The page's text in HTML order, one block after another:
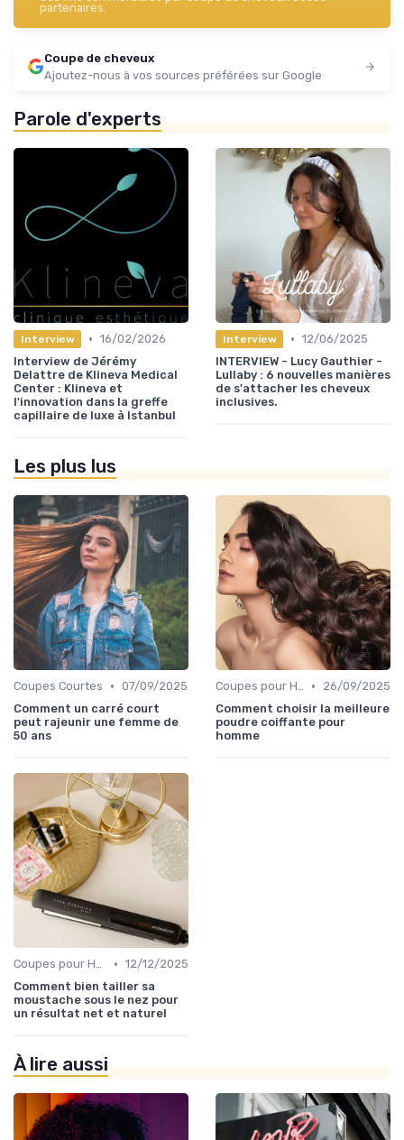
partenaires.
Coupe de cheveux
Ajoutez-nous à vos sources préférées sur Google
Parole d'experts
Interview • 16/02/2026
Interview de Jérémy
Delattre de Klineva Medical
Center : Klineva et
l'innovation dans la greffe
capillaire de luxe à Istanbul
Interview • 12/06/2025
INTERVIEW - Lucy Gauthier -
Lullaby : 6 nouvelles manières
de s'attacher les cheveux
inclusives.
Les plus lus
Coupes Courtes • 07/09/2025
Comment un carré court
peut rajeunir une femme de
50 ans
Coupes pour Hommes •
26/09/2025
Comment choisir la meilleure
poudre coiffante pour
homme
Coupes pour Hommes • 12/12/2025
Comment bien tailler sa
moustache sous le nez pour
un résultat net et naturel
À lire aussi